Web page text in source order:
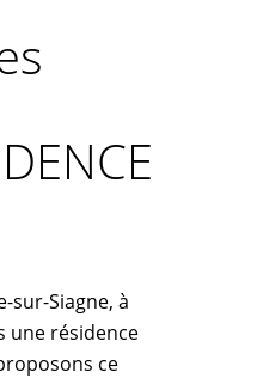
sur-Siagne, à
une résidence
ce